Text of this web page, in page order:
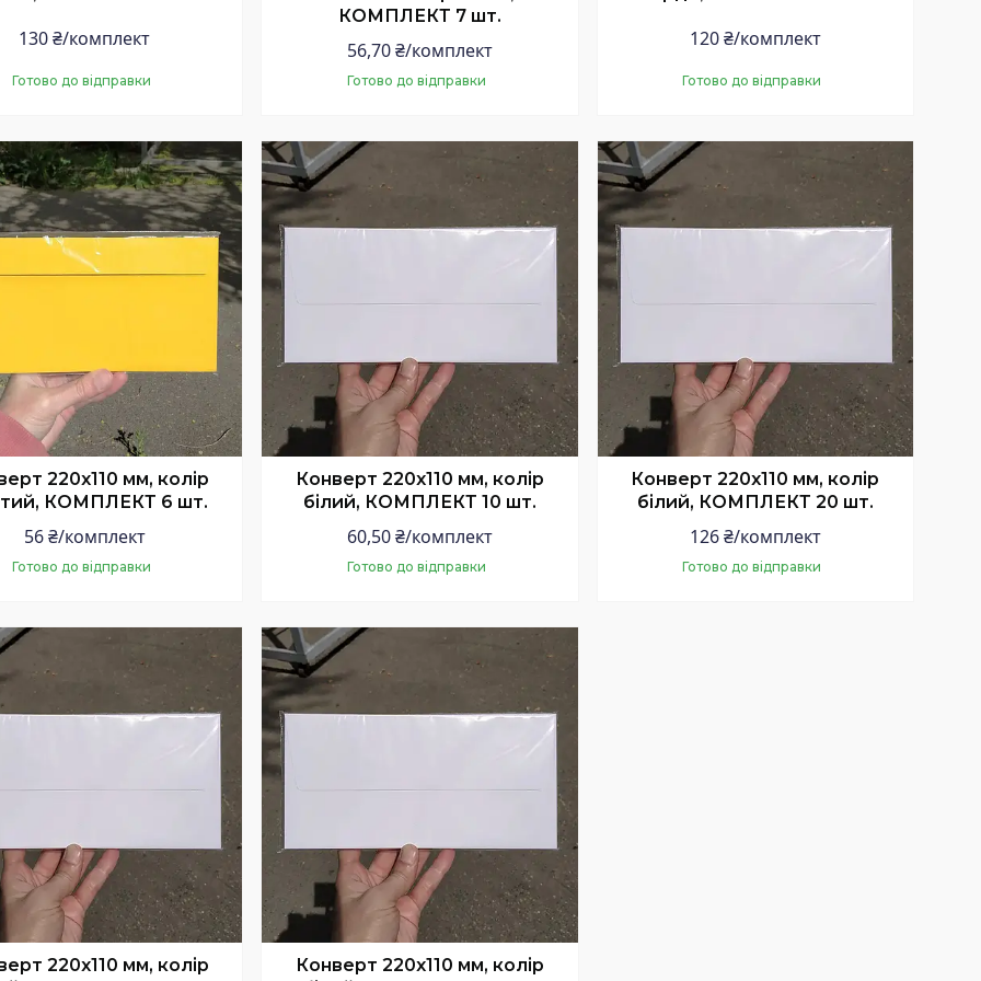
130 ₴/комплект
Готово до відправки
Купити
КОМПЛЕКТ 7 шт.
56,70 ₴/комплект
Готово до відправки
Купити
120 ₴/комплект
Готово до відправки
Купити
220x110 мм, колір
КОМПЛЕКТ 6 шт.
56 ₴/комплект
Готово до відправки
Купити
Конверт 220x110 мм, колір
білий, КОМПЛЕКТ 10 шт.
60,50 ₴/комплект
Готово до відправки
Купити
Конверт 220x110 мм, колір
білий, КОМПЛЕКТ 20 шт.
126 ₴/комплект
Готово до відправки
220x110 мм, колір
Конверт 220x110 мм, колір